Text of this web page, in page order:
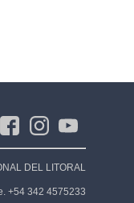
DEL LITORAL
+54 342 4575233